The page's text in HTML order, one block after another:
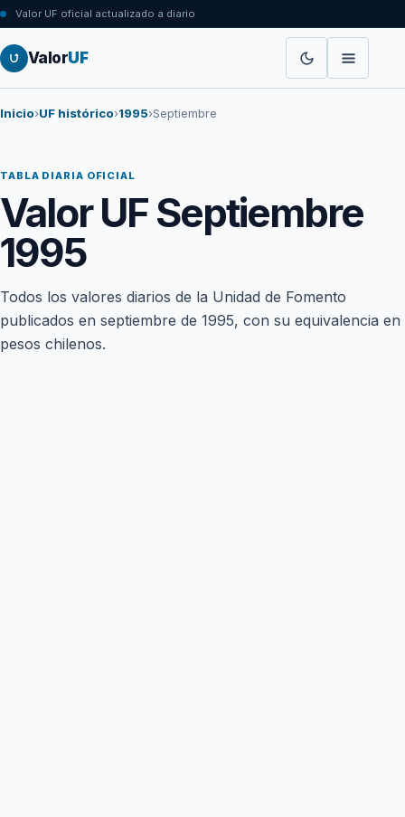
Valor UF oficial actualizado a diario
ValorUF
Inicio›UF histórico›1995›Septiembre
TABLA DIARIA OFICIAL
Valor UF Septiembre
1995
Todos los valores diarios de la Unidad de Fomento
publicados en septiembre de 1995, con su equivalencia en
pesos chilenos.